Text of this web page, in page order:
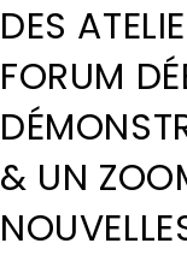
DES
FORUM
& UN